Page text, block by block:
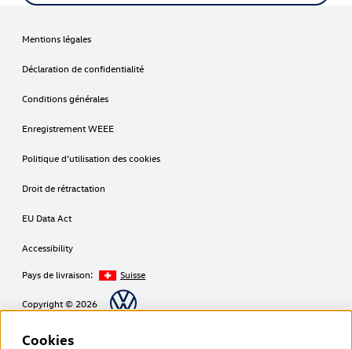
Mentions légales
Déclaration de confidentialité
Conditions générales
Enregistrement WEEE
Politique d’utilisation des cookies
Droit de rétractation
EU Data Act
Accessibility
Pays de livraison: Suisse
Copyright © 2026
Cookies